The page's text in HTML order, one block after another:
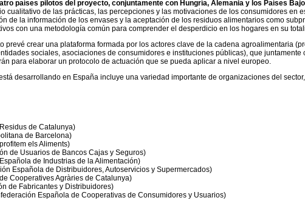
países pilotos del proyecto, conjuntamente con Hungría, Alemania y los Países
cualitativo de las prácticas, las percepciones y las motivaciones de los consumidores en
de la información de los envases y la aceptación de los residuos alimentarios como
con una metodología común para comprender el desperdicio en los hogares en su
prevé crear una plataforma formada por los actores clave de la cadena agroalimentaria
sociales, asociaciones de consumidores e instituciones públicas), que juntamente
para elaborar un protocolo de actuación que se pueda aplicar a nivel europeo.
desarrollando en España incluye una variedad importante de organizaciones del
de Catalunya)
de Barcelona)
els Aliments)
de Usuarios de Bancos Cajas y Seguros)
de Industrias de la Alimentación)
Española de Distribuidores, Autoservicios y Supermercados)
Cooperatives Agràries de Catalunya)
de Fabricantes y Distribuidores)
Española de Cooperativas de Consumidores y Usuarios)